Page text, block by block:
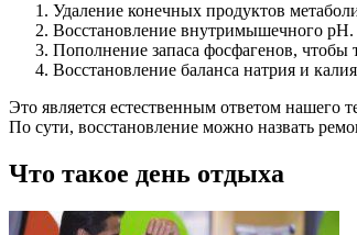
Удаление конечных продуктов
Восстановление внутримышечного рН.
Пополнение запаса фосфагенов,
Восстановление баланса натрия и
Это является естественным ответом нашего
По сути, восстановление можно назвать
Что такое день отдыха